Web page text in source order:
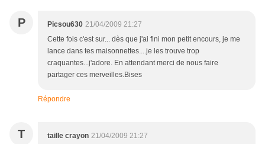
P Picsou630 21/04/2009 21:27
Cette fois c'est sur... dès que j'ai fini mon petit encours, je me
lance dans tes maisonnettes....je les trouve trop
craquantes...j'adore. En attendant merci de nous faire
partager ces merveilles.Bises
Répondre
T taille crayon 21/04/2009 21:27